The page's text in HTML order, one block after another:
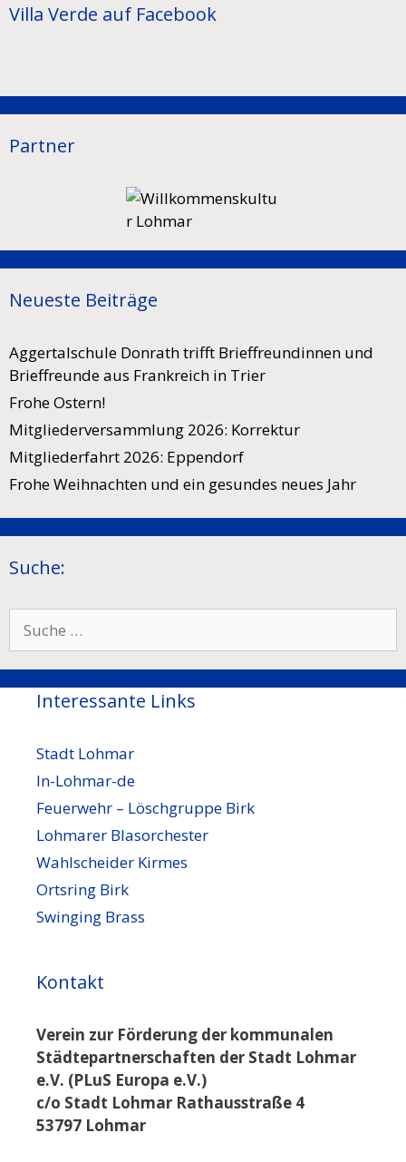
Villa Verde auf Facebook
Partner
Neueste Beiträge
Aggertalschule Donrath trifft Brieffreundinnen und
Brieffreunde aus Frankreich in Trier
Frohe Ostern!
Mitgliederversammlung 2026: Korrektur
Mitgliederfahrt 2026: Eppendorf
Frohe Weihnachten und ein gesundes neues Jahr
Suche:
nach:
Interessante Links
Stadt Lohmar
In-Lohmar-de
Feuerwehr – Löschgruppe Birk
Lohmarer Blasorchester
Wahlscheider Kirmes
Ortsring Birk
Swinging Brass
Kontakt
Verein zur Förderung der kommunalen
Städtepartnerschaften der Stadt Lohmar
e.V. (PLuS Europa e.V.)
c/o Stadt Lohmar Rathausstraße 4
53797 Lohmar